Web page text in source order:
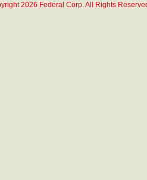
2026 Federal Corp. All Rights